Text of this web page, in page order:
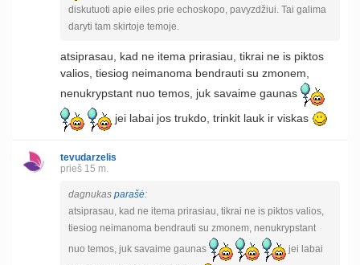
diskutuoti apie eiles prie echoskopo, pavyzdžiui. Tai galima
daryti tam skirtoje temoje.
atsiprasau, kad ne itema prirasiau, tikrai ne is piktos
valios, tiesiog neimanoma bendrauti su zmonem,
nenukrypstant nuo temos, juk savaime gaunas
jei labai jos trukdo, trinkit lauk ir viskas
tevudarzelis
prieš 15 m.
dagnukas parašė:
atsiprasau, kad ne itema prirasiau, tikrai ne is piktos valios,
tiesiog neimanoma bendrauti su zmonem, nenukrypstant
nuo temos, juk savaime gaunas
jei labai